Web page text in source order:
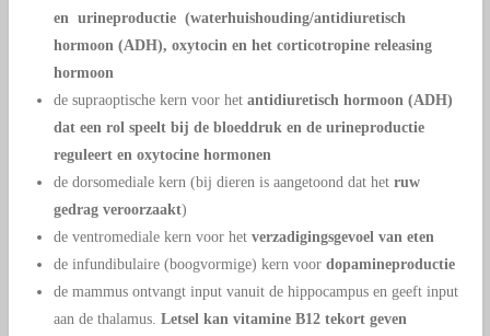
en urineproductie (waterhuishouding/antidiuretisch
hormoon (ADH), oxytocin en het corticotropine releasing
hormoon
de supraoptische kern voor hetantidiuretisch hormoon (ADH)
dat een rol speelt bij de bloeddruk en de urineproductie
reguleert en oxytocine hormonen
de dorsomediale kern (bij dieren is aangetoond dat het ruw
gedrag veroorzaakt)
de ventromediale kern voor het verzadigingsgevoel van eten
de infundibulaire (boogvormige) kern voor dopamineproductie
de mammus ontvangt input vanuit de hippocampus en geeft input
aan de thalamus. Letsel kan vitamine B12 tekort geven